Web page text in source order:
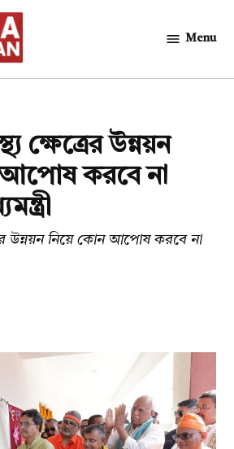
Menu
ক্ষেত্রের উন্নয়ন
করবে না
উন্নয়ন নিয়ে কোন আপোষ করবে না